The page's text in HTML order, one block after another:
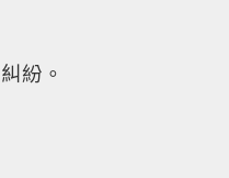
紛。